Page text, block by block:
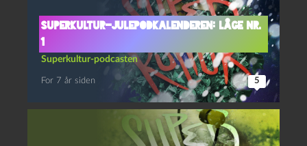
Superkultur-julepodkalenderen: Låge nr.
1
Superkultur-podcasten
For 7 år siden 5